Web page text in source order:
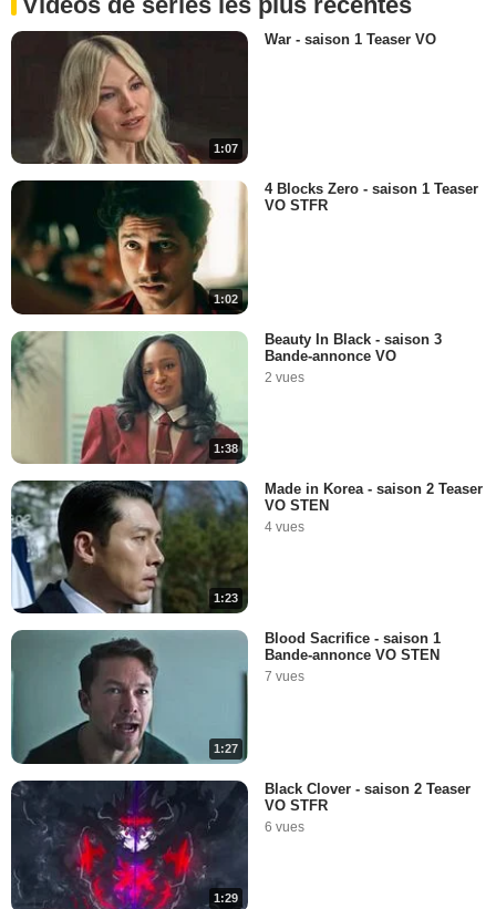
1:07
War - saison 1 Teaser VO
1:02
4 Blocks Zero - saison 1 Teaser
VO STFR
1:38
Beauty In Black - saison 3
Bande-annonce VO
2 vues
1:23
Made in Korea - saison 2 Teaser
VO STEN
4 vues
1:27
Blood Sacrifice - saison 1
Bande-annonce VO STEN
7 vues
1:29
Black Clover - saison 2 Teaser
VO STFR
6 vues